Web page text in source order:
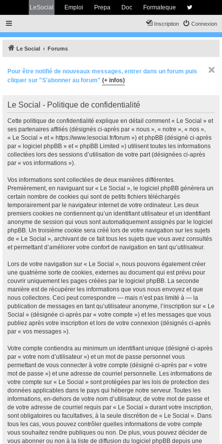
LeSocial Emploi Prepa Doc Formateque
Connexion
Inscription
Le Social Forums
Pour être notifié de nouveaux messages, entrer dans un forum puis
cliquer sur "S'abonner au forum" (+ infos)
Le Social - Politique de confidentialité
Cette politique de confidentialité explique en détail comment « Le Social » et
ses partenaires affiliés (désignés ci-après par « nous », « notre », « nos »,
« Le Social » et « https://www.lesocial.fr/forum ») et phpBB (désigné ci-après
par « logiciel phpBB » et « phpBB Limited ») utilisent toutes les informations
collectées lors des sessions d’utilisation de votre part (désignées ci-après
par « vos informations »).
Vos informations sont collectées de deux manières différentes.
Premièrement, en naviguant sur « Le Social », le logiciel phpBB génèrera un
certain nombre de cookies qui sont de petits fichiers téléchargés
temporairement par le navigateur internet de votre ordinateur. Les deux
premiers cookies ne contiennent qu’un identifiant utilisateur et un identifiant
anonyme de session qui vous sont automatiquement assignés par le logiciel
phpBB. Un troisième cookie sera créé lors de votre navigation sur les sujets
de « Le Social », archivant de ce fait tous les sujets que vous avez consultés
et permettant d’améliorer votre confort de navigation en tant qu’utilisateur.
Lors de votre navigation sur « Le Social », nous pouvons également créer
une quatrième sorte de cookies, externes au document qui est prévu pour
couvrir uniquement les pages créées par le logiciel phpBB. La seconde
manière est de récupérer les informations que vous nous envoyez et que
nous collectons. Ceci peut correspondre — mais n’est pas limité à — la
publication de messages en tant qu’utilisateur anonyme, l’inscription sur « Le
Social » (désignée ci-après par « votre compte ») et les messages que vous
publiez après votre inscription et lors de votre connexion (désignés ci-après
par « vos messages »).
Votre compte contiendra au minimum un identifiant unique (désigné ci-après
par « votre nom d’utilisateur ») et un mot de passe personnel vous
permettant de vous connecter à votre compte (désigné ci-après par « votre
mot de passe ») et une adresse de courriel personnelle. Les informations de
votre compte sur « Le Social » sont protégées par les lois de protection des
données applicables dans le pays qui héberge notre serveur. Toutes les
informations, en-dehors de votre nom d’utilisateur, de votre mot de passe et
de votre adresse de courriel requis par « Le Social » durant votre inscription,
sont obligatoires ou facultatives, à la seule discrétion de « Le Social ». Dans
tous les cas, vous pouvez contrôler quelles informations de votre compte
vous souhaitez rendre publiques ou non. De plus, vous pouvez décider de
vous abonner ou non à la liste de diffusion du logiciel phpBB depuis une